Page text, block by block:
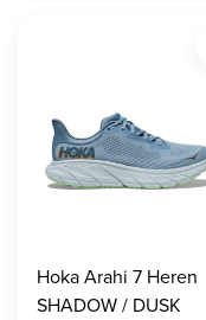
Hoka Arahi 7 Heren
SHADOW / DUSK